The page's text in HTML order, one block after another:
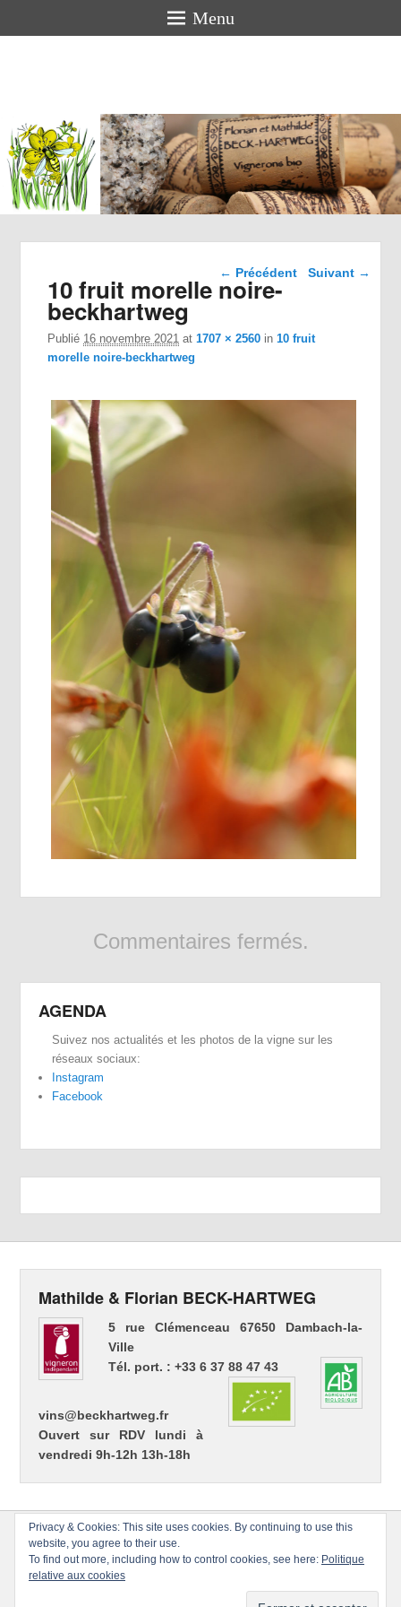
Menu
BECK-
HARTWEG
Vigneron bio en Alsace
Navigation dans les
← Précédent Suivant →
10 fruit morelle noire-
beckhartweg
Publié 16 novembre 2021 at1707 × 2560 in10 fruit
morelle noire-beckhartweg
Commentaires fermés.
AGENDA
Suivez nos actualités et les photos de la vigne sur les
réseaux sociaux:
Instagram
Facebook
Mathilde & Florian BECK-HARTWEG
5 rue Clémenceau 67650 Dambach-la-
Ville
Tél. port. : +33 6 37 88 47 43
vins@beckhartweg.fr
Ouvert sur RDV lundi à
vendredi 9h-12h 13h-18h
Florian BECK-HARTWEGTous droits réservés.
Privacy & Cookies: This site uses cookies. By continuing to use this
website, you agree to their use.
To find out more, including how to control cookies, see here: Politique
relative aux cookies